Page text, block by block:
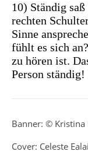
10) Ständig
rechten
Sinne
fühlt es sich
zu hören ist.
Person
Banner: © Kristina
Cover: Celeste